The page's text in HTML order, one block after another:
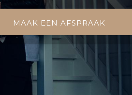
MAAK EEN AFSPRAAK